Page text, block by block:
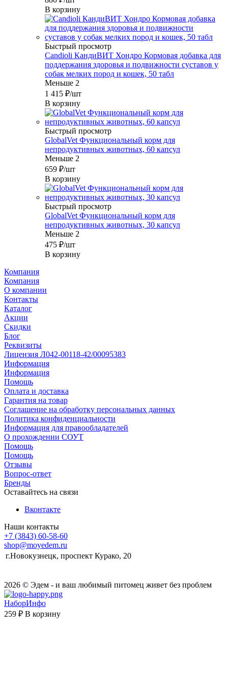
В корзину
Быстрый просмотр
Candioli КандиВИТ Хондро Кормовая добавка для
поддержания здоровья и подвижности суставов у
собак мелких пород и кошек, 50 табл
Меньше 2
1 415 ₽/шт
В корзину
Быстрый просмотр
GlobalVet Функциональный корм для
непродуктивных животных, 60 капсул
Меньше 2
659 ₽/шт
В корзину
Быстрый просмотр
GlobalVet Функциональный корм для
непродуктивных животных, 30 капсул
Меньше 2
475 ₽/шт
В корзину
Компания
Компания
О компании
Контакты
Каталог
Акции
Скидки
Блог
Реквизиты
Лицензия Л042-00118-42/00095383
Информация
Информация
Помощь
Оплата и доставка
Гарантия на товар
Соглашение на обработку персональных данных
Политика конфиденциальности
Информация для правообладателей
О прохождении СОУТ
Помощь
Помощь
Отзывы
Вопрос-ответ
Бренды
Оставайтесь на связи
Вконтакте
Наши контакты
+7 (3843) 60-58-60
shop@moyedem.ru
г.Новокузнецк, проспект Курако, 20
2026 © Эдем - и ваш любимый питомец живет без проблем
НаборИнфо
259 ₽ В корзину